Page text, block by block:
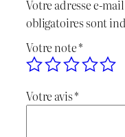
y
a
l
B
u
Votre adresse e-
obligatoires sont
Votre note*
Votre avis*